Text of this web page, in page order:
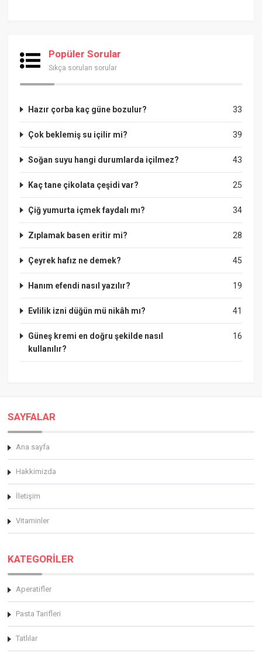
Popüler Sorular
Sıkça sorulan sorular
33
Hazır çorba kaç güne bozulur?
39
Çok beklemiş su içilir mi?
43
Soğan suyu hangi durumlarda içilmez?
25
Kaç tane çikolata çeşidi var?
34
Çiğ yumurta içmek faydalı mı?
28
Zıplamak basen eritir mi?
45
Çeyrek hafız ne demek?
19
Hanım efendi nasıl yazılır?
41
Evlilik izni düğün mü nikâh mı?
16
Güneş kremi en doğru şekilde nasıl
kullanılır?
SAYFALAR
Ana sayfa
Hakkimizda
İletişim
Vitaminler
KATEGORİLER
Aperatifler
Pasta Tarifleri
Tatlılar